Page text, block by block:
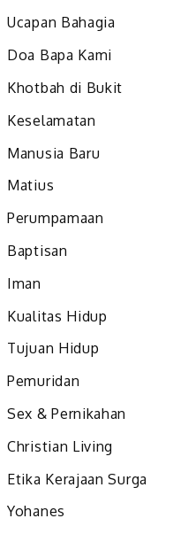
Ucapan Bahagia
Doa Bapa Kami
Khotbah di Bukit
Keselamatan
Manusia Baru
Matius
Perumpamaan
Baptisan
Iman
Kualitas Hidup
Tujuan Hidup
Pemuridan
Sex & Pernikahan
Christian Living
Etika Kerajaan Surga
Yohanes